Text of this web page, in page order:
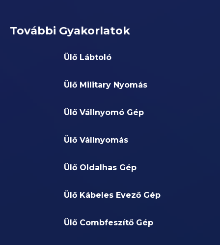
További Gyakorlatok
Ülő Lábtoló
Ülő Military Nyomás
Ülő Vállnyomó Gép
Ülő Vállnyomás
Ülő Oldalhas Gép
Ülő Kábeles Evező Gép
Ülő Combfeszítő Gép